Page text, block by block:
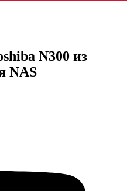
N300 из
NAS